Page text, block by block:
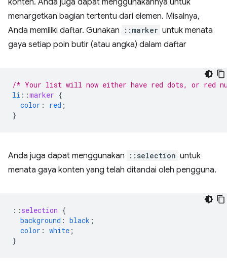
konten. Anda juga dapat menggunakannya untuk
menargetkan bagian tertentu dari elemen. Misalnya,
Anda memiliki daftar. Gunakan
::marker untuk menata
gaya setiap poin butir (atau angka) dalam daftar
/* Your list will now either have red dots, or red
li ::marker {
color : red ;
}
Anda juga dapat menggunakan ::selection untuk
menata gaya konten yang telah ditandai oleh pengguna.
:: selection {
background : black ;
color : white ;
}